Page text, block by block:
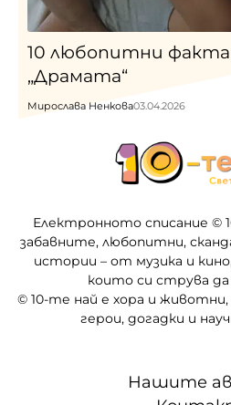
10 любопитни факта
„Драмата“
Мирослава Ненкова03.04.2026
Електронното списание ©
забавните, любопитни,
истории – от музика и
които си струва
© 10-те най е хора и
герои, догадки и
Нашите